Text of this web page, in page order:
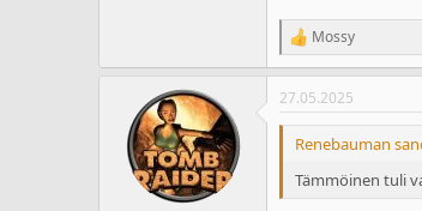
212,5 KB ·
R
e
a
c
t
n
s
Mossy
27.05.2025
Renebauman
Tämmöinen tuli